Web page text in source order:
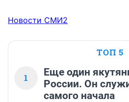
Новости СМИ2
ТОП 5
1
Еще один
России. Он
самого начала